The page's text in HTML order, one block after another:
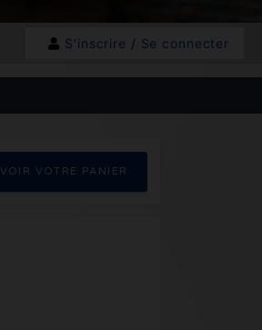
S'inscrire / Se connecter
VOIR VOTRE PANIER